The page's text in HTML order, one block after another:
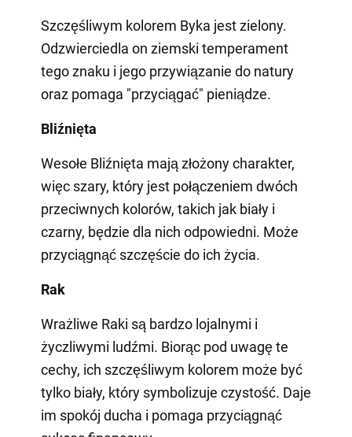
Szczęśliwym kolorem Byka jest zielony.
Odzwierciedla on ziemski temperament
tego znaku i jego przywiązanie do natury
oraz pomaga "przyciągać" pieniądze.
Bliźnięta
Wesołe Bliźnięta mają złożony charakter,
więc szary, który jest połączeniem dwóch
przeciwnych kolorów, takich jak biały i
czarny, będzie dla nich odpowiedni. Może
przyciągnąć szczęście do ich życia.
Rak
Wrażliwe Raki są bardzo lojalnymi i
życzliwymi ludźmi. Biorąc pod uwagę te
cechy, ich szczęśliwym kolorem może być
tylko biały, który symbolizuje czystość. Daje
im spokój ducha i pomaga przyciągnąć